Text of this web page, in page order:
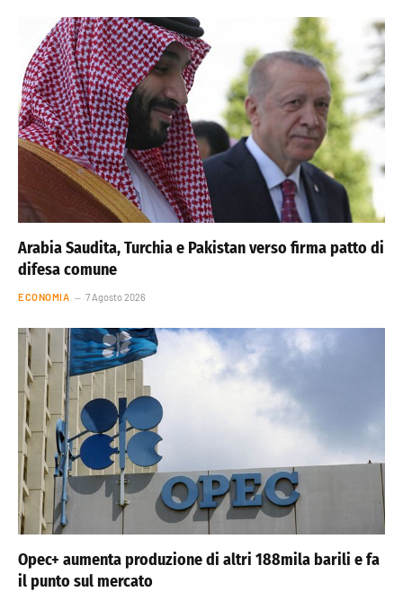
Arabia Saudita, Turchia e Pakistan verso firma patto di
difesa comune
ECONOMIA 7 Agosto 2026
Opec+ aumenta produzione di altri 188mila barili e fa
il punto sul mercato